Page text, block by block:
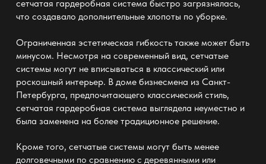
сетчатая гардеробная система быстро загрязнялась,
что создавало дополнительные хлопоты по уборке.
Ограниченная эстетическая гибкость также может быть
минусом. Несмотря на современный вид, сетчатые
системы могут не вписываться в классический или
роскошный интерьер. В доме бизнесмена из Санкт-
Петербурга, предпочитающего классический стиль,
сетчатая гардеробная система выглядела неуместно и
была заменена на более традиционное решение.
Кроме того, сетчатые системы могут быть менее
долговечными по сравнению с деревянными или